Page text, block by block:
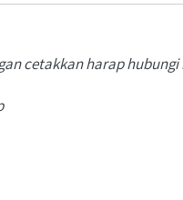
cetakkan harap hubungi